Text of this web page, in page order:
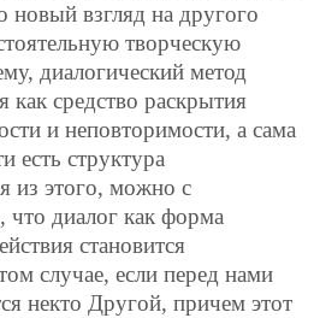
новый взгляд на другого
творческую
диалогический метод
как средство раскрытия
и неповторимости, а сама
есть структура
из этого, можно с
что диалог как форма
становится
случае, если перед нами
некто Другой, причем этот